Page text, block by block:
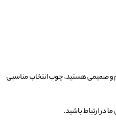
و صمیمی هستید، چوب انتخاب مناسبی
در ارتباط باشید.